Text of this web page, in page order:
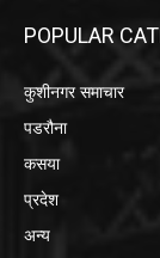
POPULAR
कुशीनगर समाचार
पडरौना
कसया
प्रदेश
अन्य